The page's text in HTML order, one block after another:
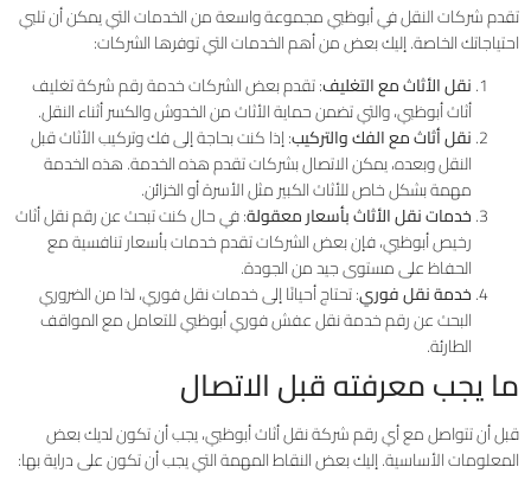
تقدم شركات النقل في أبوظبي مجموعة واسعة من الخدمات التي يمكن أن تلبي
احتياجاتك الخاصة. إليك بعض من أهم الخدمات التي توفرها الشركات:
نقل الأثاث مع التغليف: تقدم بعض الشركات خدمة رقم شركة تغليف
أثاث أبوظبي، والتي تضمن حماية الأثاث من الخدوش والكسر أثناء النقل.
نقل أثاث مع الفك والتركيب: إذا كنت بحاجة إلى فك وتركيب الأثاث قبل
النقل وبعده، يمكن الاتصال بشركات تقدم هذه الخدمة. هذه الخدمة
مهمة بشكل خاص للأثاث الكبير مثل الأسرة أو الخزائن.
خدمات نقل الأثاث بأسعار معقولة: في حال كنت تبحث عن رقم نقل أثاث
رخيص أبوظبي، فإن بعض الشركات تقدم خدمات بأسعار تنافسية مع
الحفاظ على مستوى جيد من الجودة.
خدمة نقل فوري: تحتاج أحيانًا إلى خدمات نقل فوري، لذا من الضروري
البحث عن رقم خدمة نقل عفش فوري أبوظبي للتعامل مع المواقف
الطارئة.
ما يجب معرفته قبل الاتصال
قبل أن تتواصل مع أي رقم شركة نقل أثاث أبوظبي، يجب أن تكون لديك بعض
المعلومات الأساسية. إليك بعض النقاط المهمة التي يجب أن تكون على دراية بها: